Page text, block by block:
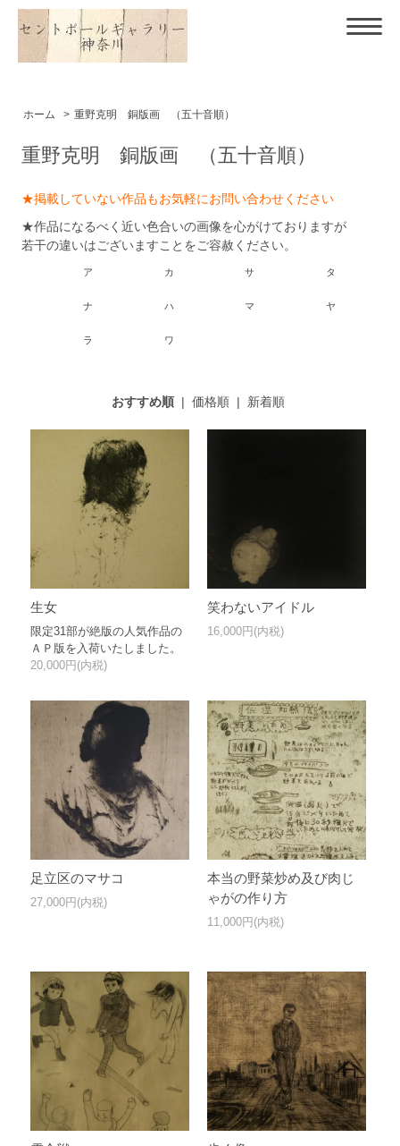
ホーム > 重野克明 銅版画 （五十音順）
重野克明 銅版画 （五十音順）
★掲載していない作品もお気軽にお問い合わせください
★作品になるべく近い色合いの画像を心がけておりますが
若干の違いはございますことをご容赦ください。
ア カ サ タ
ナ ハ マ ヤ
ラ ワ
おすすめ順| 価格順| 新着順
生女
限定31部が絶版の人気作品の
ＡＰ版を入荷いたしました。
20,000円(内税)
笑わないアイドル
16,000円(内税)
足立区のマサコ
27,000円(内税)
本当の野菜炒め及び肉じ
ゃがの作り方
11,000円(内税)